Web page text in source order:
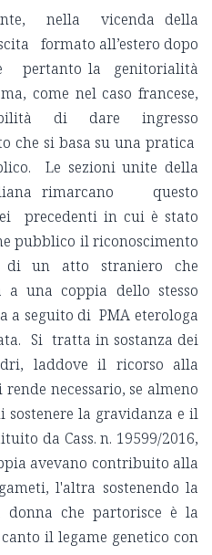
nella vicenda della
formato all’estero dopo
pertanto la genitorialità
come nel caso francese,
di dare ingresso
che si basa su una pratica
Le sezioni unite della
rimarcano questo
precedenti in cui è stato
pubblico il riconoscimento
di un atto straniero che
una coppia dello stesso
a seguito di PMA eterologa
Si tratta in sostanza dei
laddove il ricorso alla
necessario, se almeno
la gravidanza e il
da Cass. n. 19599/2016,
avevano contribuito alla
l'altra sostenendo la
che partorisce è la
il legame genetico con